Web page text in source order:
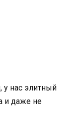
нас элитный
и даже не